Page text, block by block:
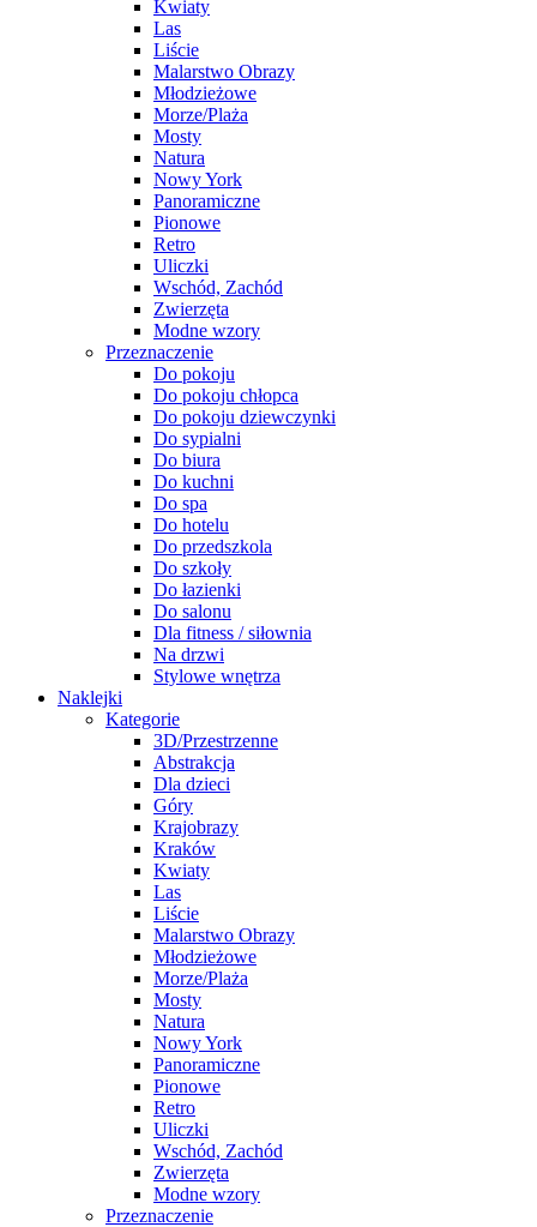
Kwiaty
Las
Liście
Malarstwo Obrazy
Młodzieżowe
Morze/Plaża
Mosty
Natura
Nowy York
Panoramiczne
Pionowe
Retro
Uliczki
Wschód, Zachód
Zwierzęta
Modne wzory
Przeznaczenie
Do pokoju
Do pokoju chłopca
Do pokoju dziewczynki
Do sypialni
Do biura
Do kuchni
Do spa
Do hotelu
Do przedszkola
Do szkoły
Do łazienki
Do salonu
Dla fitness / siłownia
Na drzwi
Stylowe wnętrza
Naklejki
Kategorie
3D/Przestrzenne
Abstrakcja
Dla dzieci
Góry
Krajobrazy
Kraków
Kwiaty
Las
Liście
Malarstwo Obrazy
Młodzieżowe
Morze/Plaża
Mosty
Natura
Nowy York
Panoramiczne
Pionowe
Retro
Uliczki
Wschód, Zachód
Zwierzęta
Modne wzory
Przeznaczenie